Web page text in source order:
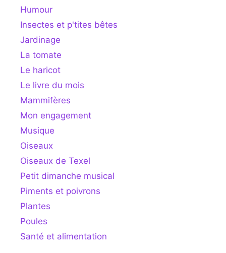
Humour
Insectes et p'tites bêtes
Jardinage
La tomate
Le haricot
Le livre du mois
Mammifères
Mon engagement
Musique
Oiseaux
Oiseaux de Texel
Petit dimanche musical
Piments et poivrons
Plantes
Poules
Santé et alimentation